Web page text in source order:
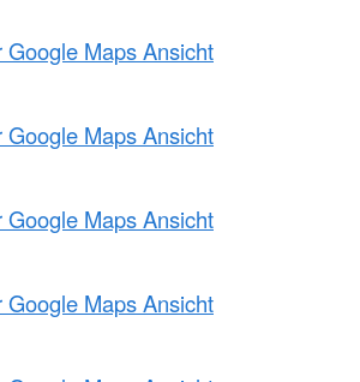
Google Maps Ansicht
Google Maps Ansicht
Google Maps Ansicht
Google Maps Ansicht